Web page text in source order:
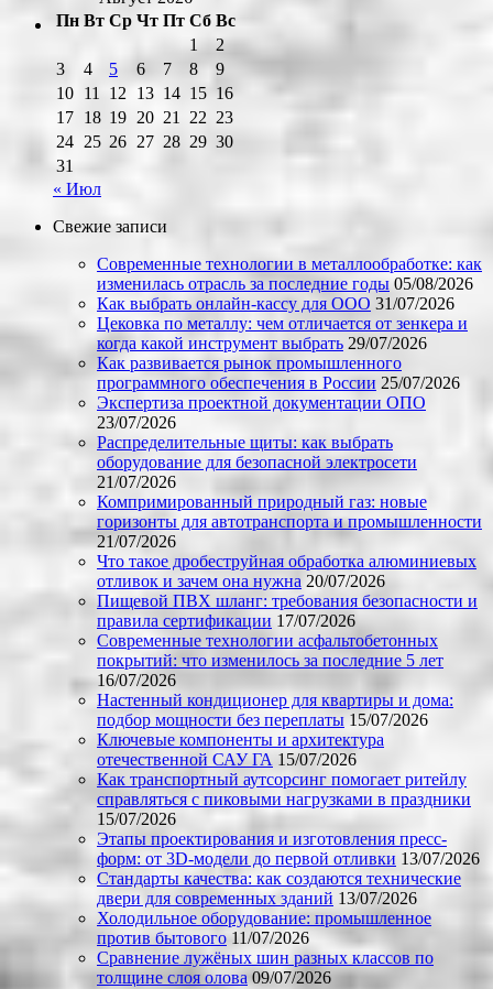
Пн Вт Ср Чт Пт Сб Вс
1
2
3
4 5 6 7 8
9
10 11 12 13 14 15 16
17 18 19 20 21 22 23
24 25 26 27 28 29 30
31
« Июл
Свежие записи
Современные технологии в металлообработке: как
изменилась отрасль за последние годы 05/08/2026
Как выбрать онлайн-кассу для ООО 31/07/2026
Цековка по металлу: чем отличается от зенкера и
когда какой инструмент выбрать 29/07/2026
Как развивается рынок промышленного
программного обеспечения в России 25/07/2026
Экспертиза проектной документации ОПО
23/07/2026
Распределительные щиты: как выбрать
оборудование для безопасной электросети
21/07/2026
Компримированный природный газ: новые
горизонты для автотранспорта и промышленности
21/07/2026
Что такое дробеструйная обработка алюминиевых
отливок и зачем она нужна 20/07/2026
Пищевой ПВХ шланг: требования безопасности и
правила сертификации 17/07/2026
Современные технологии асфальтобетонных
покрытий: что изменилось за последние 5 лет
16/07/2026
Настенный кондиционер для квартиры и дома:
подбор мощности без переплаты 15/07/2026
Ключевые компоненты и архитектура
отечественной САУ ГА 15/07/2026
Как транспортный аутсорсинг помогает ритейлу
справляться с пиковыми нагрузками в праздники
15/07/2026
Этапы проектирования и изготовления пресс-
форм: от 3D-модели до первой отливки 13/07/2026
Стандарты качества: как создаются технические
двери для современных зданий 13/07/2026
Холодильное оборудование: промышленное
против бытового 11/07/2026
Сравнение лужёных шин разных классов по
толщине слоя олова 09/07/2026